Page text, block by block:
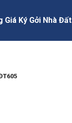
Giá Ký Gởi Nhà Đất